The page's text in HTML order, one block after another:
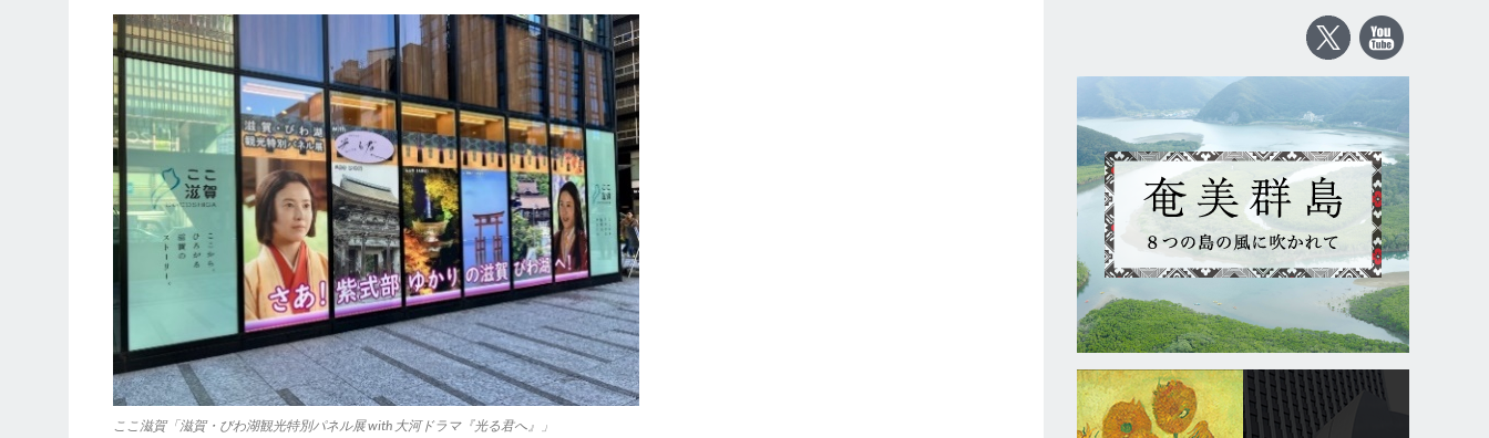
ここ滋賀「滋賀・びわ湖観光特別パネル展 with 大河ドラマ『光る君へ』」